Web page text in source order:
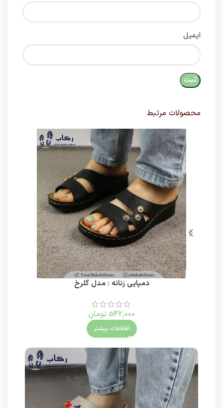
ایمیل
محصولات مرتبط
دمپایی زنانه : مدل گلرخ
542,000 تومان
اطلاعات بیشتر